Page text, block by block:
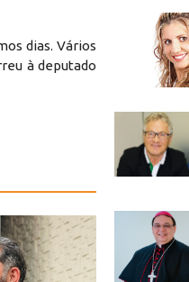
dias. Vários
à deputado